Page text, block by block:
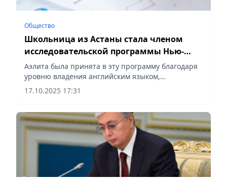
Общество
Школьница из Астаны стала членом
исследовательской программы Нью-
Йоркской академии наук
Аэлита была принята в эту программу благодаря
уровню владения английским языком,
академическим достижениям, интересу к науке,
сообщает Vecher.kz.
17.10.2025 17:31